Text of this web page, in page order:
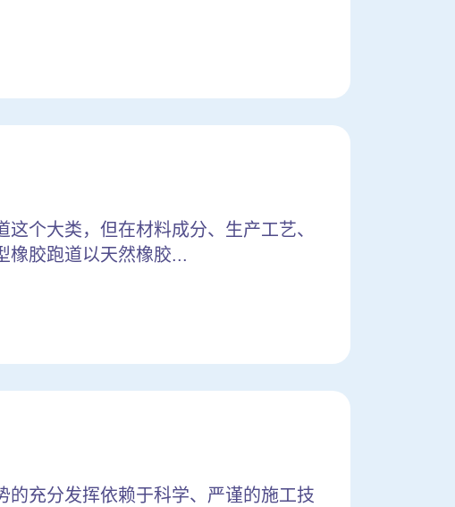
个大类，但在材料成分、生产工艺、
橡胶跑道以天然橡胶...
充分发挥依赖于科学、严谨的施工技